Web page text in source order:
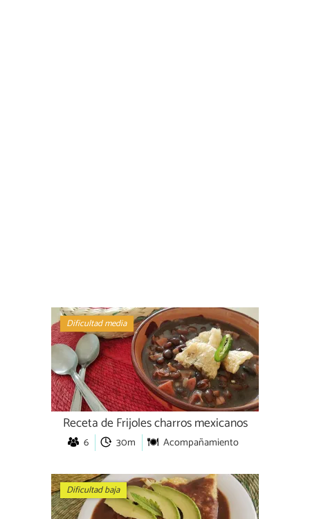
Dificultad media
Receta de Frijoles charros mexicanos
6 30m Acompañamiento
Dificultad baja